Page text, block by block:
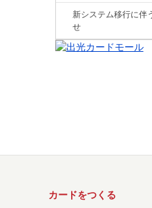
新システム移行に伴
せ
カードをつくる